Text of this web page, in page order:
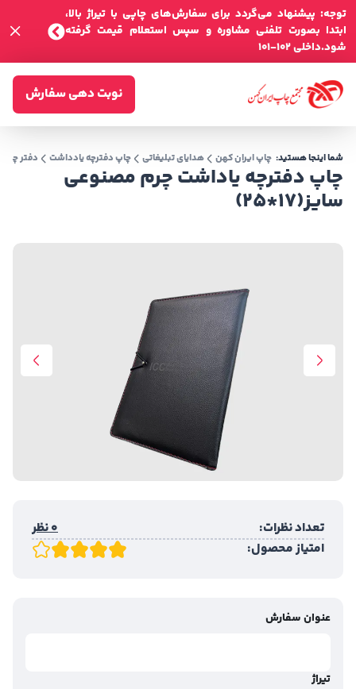
توجه: پیشنهاد می‌گردد برای سفارش‌های چاپی با تیراژ بالا،
ابتدا بصورت تلفنی مشاوره و سپس استعلام قیمت گرفته
شود.داخلی 102-101
نوبت دهی سفارش
چاپ دفترچه یاداشت چرم مصنوعی
سایز(17*25)
شما اینجا هستید: چاپ ایران کهن هدایای تبلیغاتی چاپ دفترچه یادداشت دفتر چه
تعداد نظرات:
0 نظر
امتیاز محصول:
عنوان سفارش
تیراژ